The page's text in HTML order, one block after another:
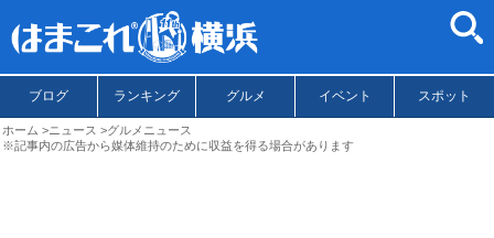
ブログ ランキング グルメ イベント スポット
ホーム ニュース
グルメニュース
※記事内の広告から媒体維持のために収益を得る場合があります